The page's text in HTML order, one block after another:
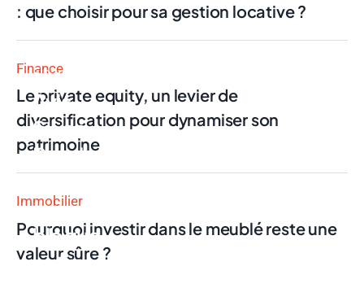
: que choisir pour sa gestion locative ?
Finance
Le private equity, un levier de
diversification pour dynamiser son
patrimoine
Immobilier
Pourquoi investir dans le meublé reste une
valeur sûre ?
Finance
Avis
Swan
Pro : la
néobanque
qui
bloque
votre